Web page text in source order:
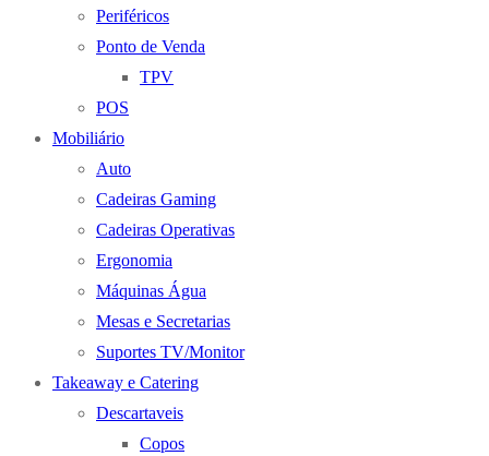
Periféricos
Ponto de Venda
TPV
POS
Mobiliário
Auto
Cadeiras Gaming
Cadeiras Operativas
Ergonomia
Máquinas Água
Mesas e Secretarias
Suportes TV/Monitor
Takeaway e Catering
Descartaveis
Copos